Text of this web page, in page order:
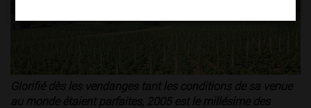
Glorifié dès les vendanges tant les conditions de sa venue
au monde étaient parfaites, 2005 est le millésime des